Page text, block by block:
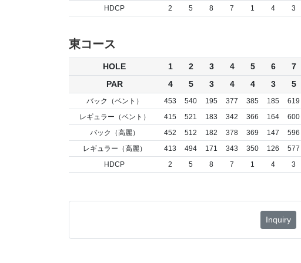
HDCP 2 5 8 7 1 4 3
東コース
HOLE 1 2 3 4 5 6 7
PAR
4 5 3 4 4 3 5
バック（ベント） 453 540 195 377 385 185 619
レギュラー（ベント）
415 521 183 342 366 164 600
バック（高麗）
452 512 182 378 369 147 596
レギュラー（高麗）
413 494 171 343 350 126 577
HDCP
2 5 8 7 1 4 3
Inquiry